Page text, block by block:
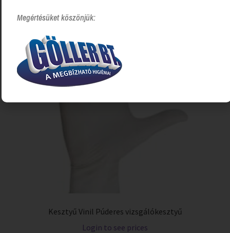
Kesztyű Vinil Púderes vizsgálókesztyű
Login to see prices
Megértésüket köszönjük: